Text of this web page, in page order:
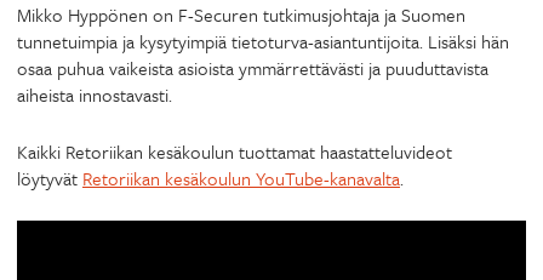
Mikko Hyppönen on F-Securen tutkimusjohtaja ja Suomen
tunnetuimpia ja kysytyimpiä tietoturva-asiantuntijoita. Lisäksi hän
osaa puhua vaikeista asioista ymmärrettävästi ja puuduttavista
aiheista innostavasti.
Kaikki Retoriikan kesäkoulun tuottamat haastatteluvideot
löytyvät Retoriikan kesäkoulun YouTube-kanavalta.